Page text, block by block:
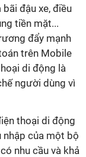
đậu xe, điều
tiền mặt...
đẩy mạnh
trên Mobile
di động là
người dùng vì
thoại di động
nhập của một bộ
nhu cầu và khả